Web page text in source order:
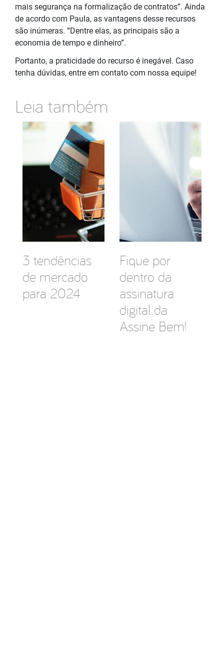
mais segurança na formalização de contratos”. Ainda
de acordo com Paula, as vantagens desse recursos
são inúmeras. “Dentre elas, as principais são a
economia de tempo e dinheiro”.
Portanto, a praticidade do recurso é inegável. Caso
tenha dúvidas, entre em contato com nossa equipe!
Leia também
3 tendências
de mercado
para 2024
Fique por
dentro da
assinatura
digital da
Assine Bem!